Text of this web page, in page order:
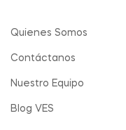
Quienes Somos
Contáctanos
Nuestro Equipo
Blog VES